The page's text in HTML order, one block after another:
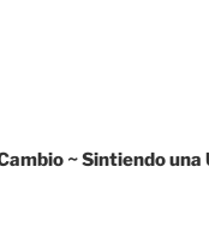
~ Sintiendo una